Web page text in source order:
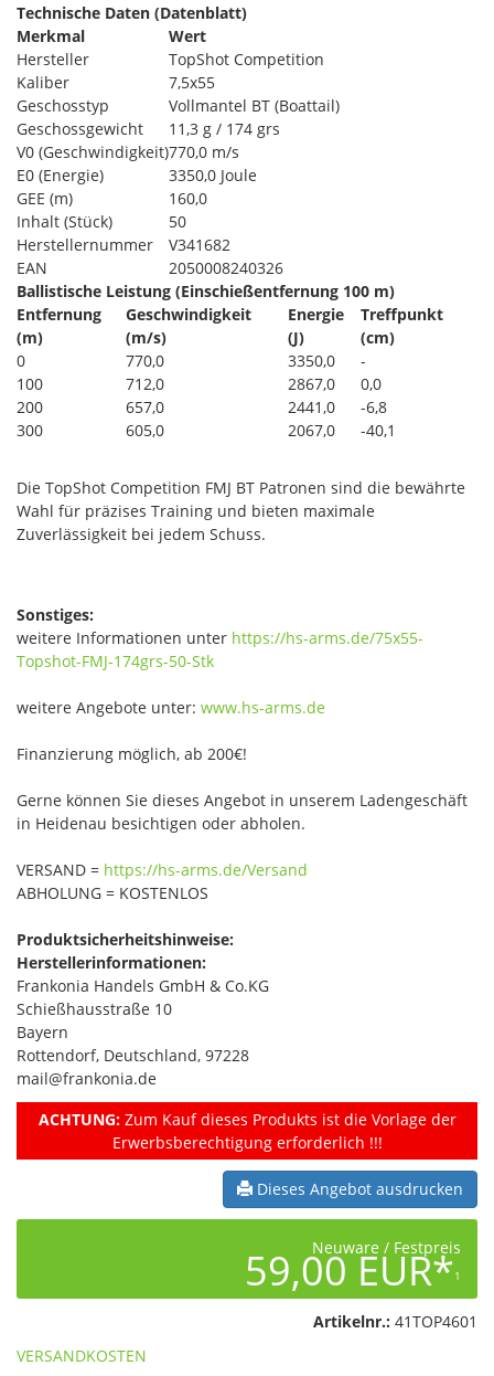
Technische Daten (Datenblatt)
Merkmal
Wert
Hersteller
TopShot Competition
Kaliber
7,5x55
Geschosstyp
Vollmantel BT (Boattail)
Geschossgewicht
11,3 g / 174 grs
V0 (Geschwindigkeit)770,0 m/s
E0 (Energie)
3350,0 Joule
GEE (m)
160,0
Inhalt (Stück)
50
Herstellernummer
V341682
EAN
2050008240326
Ballistische Leistung (Einschießentfernung 100 m)
Entfernung
(m)
Geschwindigkeit
(m/s)
Energie
(J)
Treffpunkt
(cm)
0
770,0 3350,0
-
100
712,0 2867,0
0,0
200
657,0 2441,0
-6,8
300
605,0 2067,0 -40,1
Die TopShot Competition FMJ BT Patronen sind die bewährte
Wahl für präzises Training und bieten maximale
Zuverlässigkeit bei jedem Schuss.
Sonstiges:
weitere Informationen unter https://hs-arms.de/75x55-
Topshot-FMJ-174grs-50-Stk
weitere Angebote unter: www.hs-arms.de
Finanzierung möglich, ab 200€!
Gerne können Sie dieses Angebot in unserem Ladengeschäft
in Heidenau besichtigen oder abholen.
VERSAND = https://hs-arms.de/Versand
ABHOLUNG = KOSTENLOS
Produktsicherheitshinweise:
Herstellerinformationen:
Frankonia Handels GmbH & Co.KG
Schießhausstraße 10
Bayern
Rottendorf, Deutschland, 97228
mail@frankonia.de
ACHTUNG:Zum Kauf dieses Produkts ist die Vorlage der
Erwerbsberechtigung erforderlich !!!
Dieses Angebot ausdrucken
Neuware / Festpreis
59,00 EUR*1
Artikelnr.: 41TOP4601
VERSANDKOSTEN